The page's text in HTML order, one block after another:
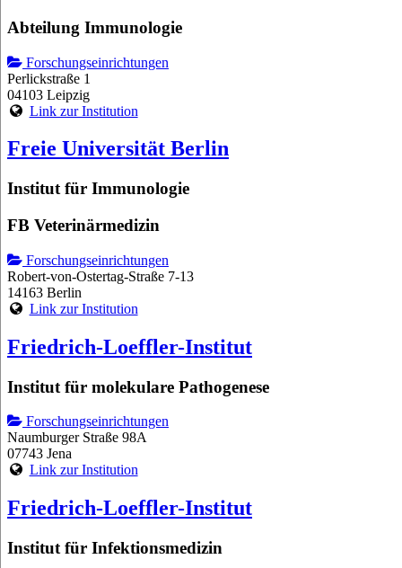
Abteilung Immunologie
Forschungseinrichtungen
Perlickstraße 1
04103 Leipzig
Link zur Institution
Freie Universität Berlin
Institut für Immunologie
FB Veterinärmedizin
Forschungseinrichtungen
Robert-von-Ostertag-Straße 7-13
14163 Berlin
Link zur Institution
Friedrich-Loeffler-Institut
Institut für molekulare Pathogenese
Forschungseinrichtungen
Naumburger Straße 98A
07743 Jena
Link zur Institution
Friedrich-Loeffler-Institut
Institut für Infektionsmedizin